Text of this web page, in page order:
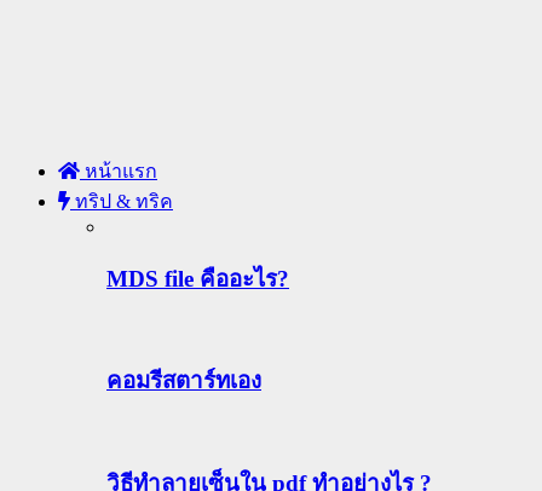
หน้าแรก
ทริป & ทริค
MDS file คืออะไร?
คอมรีสตาร์ทเอง
วิธีทําลายเซ็นใน pdf ทำอย่างไร ?